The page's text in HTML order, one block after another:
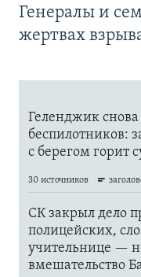
Генералы и
жертвах